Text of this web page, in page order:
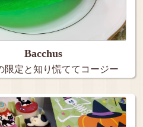
Bacchus
限定と知り慌ててコージー